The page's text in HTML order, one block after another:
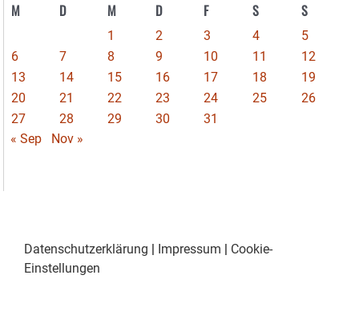
M D M D F S S
1 2 3 4
5
6
7 8 9 10 11
12
13
14 15 16 17 18
19
20
21 22 23 24 25
26
27
28 29 30
31
« Sep
Nov »
Datenschutzerklärung | Impressum | Cookie-
Einstellungen